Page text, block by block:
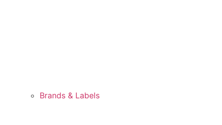
Brands & Labels